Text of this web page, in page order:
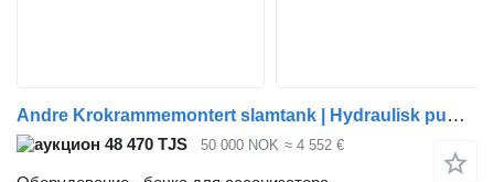
Andre Krokrammemontert slamtank | Hydraulisk pumpe | 12 m³
48 470 TJS 50 000 NOK ≈ 4 552 €